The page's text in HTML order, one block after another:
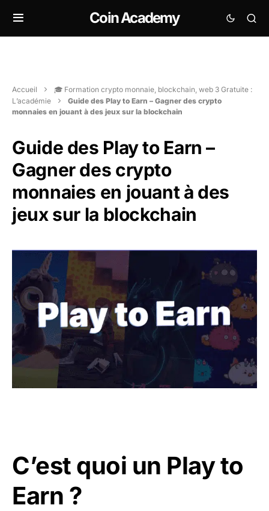
Coin Academy
Accueil
🎓 Formation crypto monnaie, blockchain, web 3 Gratuite :
L’académie
Guide des Play to Earn – Gagner des crypto
monnaies en jouant à des jeux sur la blockchain
Guide des Play to Earn –
Gagner des crypto
monnaies en jouant à des
jeux sur la blockchain
C’est quoi un Play to
Earn ?